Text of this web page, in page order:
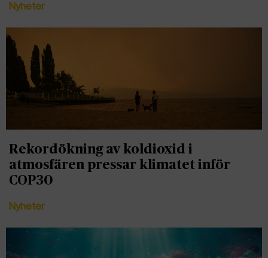
Nyheter
Rekordökning av koldioxid i
atmosfären pressar klimatet inför
COP30
Nyheter